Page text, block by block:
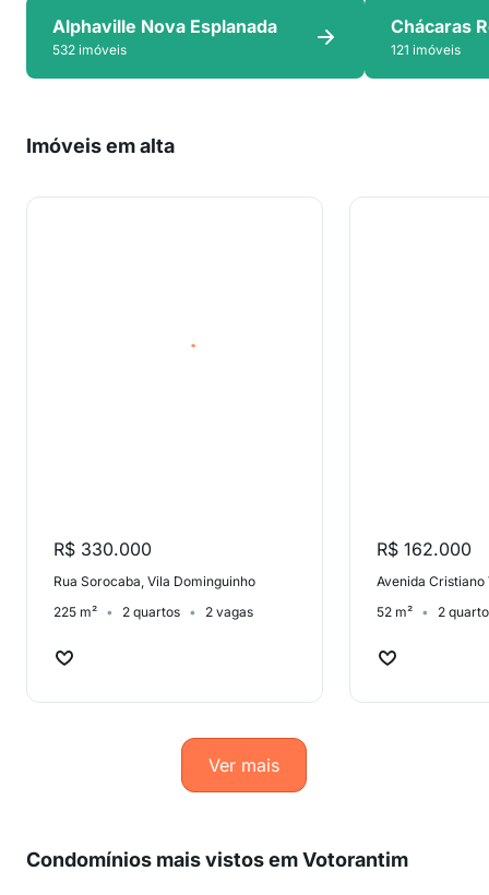
Alphaville Nova Esplanada
532 imóveis
Chácaras
121 imóveis
Imóveis em alta
R$ 330.000
Rua Sorocaba, Vila Dominguinho
225 m²
2 quartos 2 vagas
R$ 162.000
52 m² 2
Ver mais
Condomínios mais vistos em Votorantim